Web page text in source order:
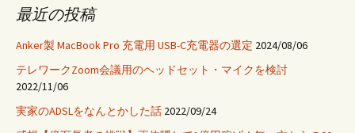
最近の投稿
Anker製 MacBook Pro 充電用 USB-C充電器の選定 2024/08/06
テレワークZoom会議用のヘッドセット・マイクを検討
2022/11/06
実家のADSLをなんとかした話 2022/09/24